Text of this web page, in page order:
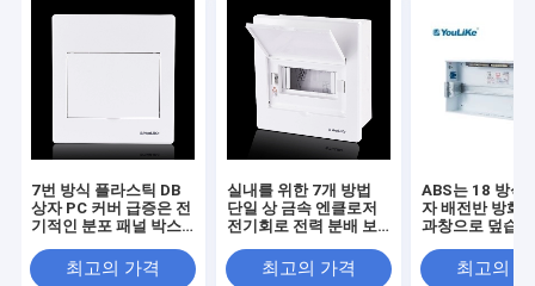
7번 방식 플라스틱 DB
상자 PC 커버 급증은 전
기적인 분포 패널 박스
최고의 가격
실내를 위한 7개 방법
단일 상 금속 엔클로저
전기회로 전력 분배 보
최고의 가격
ABS는 18 방식
자 배전반 방화
과창으로 덮습
최고의